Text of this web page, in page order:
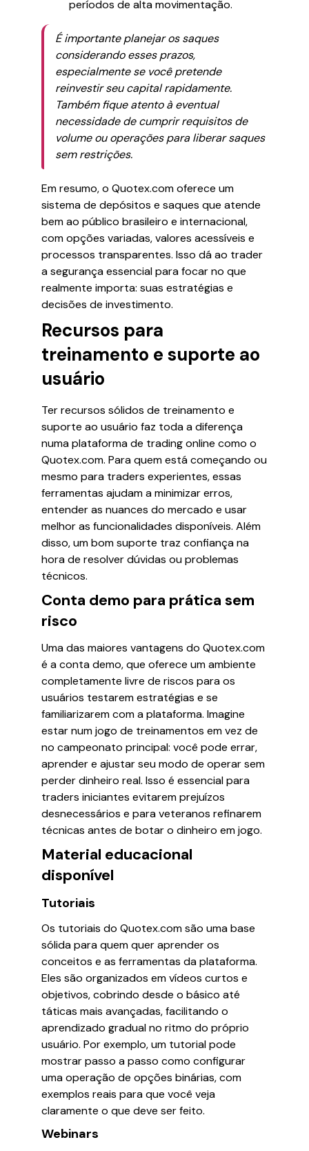
períodos de alta movimentação.
É importante planejar os saques
considerando esses prazos,
especialmente se você pretende
reinvestir seu capital rapidamente.
Também fique atento à eventual
necessidade de cumprir requisitos de
volume ou operações para liberar saques
sem restrições.
Em resumo, o Quotex.com oferece um
sistema de depósitos e saques que atende
bem ao público brasileiro e internacional,
com opções variadas, valores acessíveis e
processos transparentes. Isso dá ao trader
a segurança essencial para focar no que
realmente importa: suas estratégias e
decisões de investimento.
Recursos para
treinamento e suporte ao
usuário
Ter recursos sólidos de treinamento e
suporte ao usuário faz toda a diferença
numa plataforma de trading online como o
Quotex.com. Para quem está começando ou
mesmo para traders experientes, essas
ferramentas ajudam a minimizar erros,
entender as nuances do mercado e usar
melhor as funcionalidades disponíveis. Além
disso, um bom suporte traz confiança na
hora de resolver dúvidas ou problemas
técnicos.
Conta demo para prática sem
risco
Uma das maiores vantagens do Quotex.com
é a conta demo, que oferece um ambiente
completamente livre de riscos para os
usuários testarem estratégias e se
familiarizarem com a plataforma. Imagine
estar num jogo de treinamentos em vez de
no campeonato principal: você pode errar,
aprender e ajustar seu modo de operar sem
perder dinheiro real. Isso é essencial para
traders iniciantes evitarem prejuízos
desnecessários e para veteranos refinarem
técnicas antes de botar o dinheiro em jogo.
Material educacional
disponível
Tutoriais
Os tutoriais do Quotex.com são uma base
sólida para quem quer aprender os
conceitos e as ferramentas da plataforma.
Eles são organizados em vídeos curtos e
objetivos, cobrindo desde o básico até
táticas mais avançadas, facilitando o
aprendizado gradual no ritmo do próprio
usuário. Por exemplo, um tutorial pode
mostrar passo a passo como configurar
uma operação de opções binárias, com
exemplos reais para que você veja
claramente o que deve ser feito.
Webinars